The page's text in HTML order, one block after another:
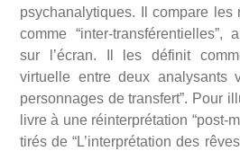
psychanalytiques. Il compare les
comme “inter-transférentielles”,
sur l’écran. Il les définit
virtuelle entre deux analysants
personnages de transfert”. Pour
livre à une réinterprétation “post-
tirés de “L’interprétation des